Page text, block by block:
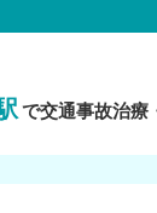
で交通事故治療